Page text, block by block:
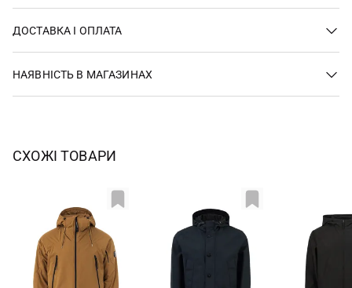
ДОСТАВКА І ОПЛАТА
НАЯВНІСТЬ В МАГАЗИНАХ
СХОЖІ ТОВАРИ